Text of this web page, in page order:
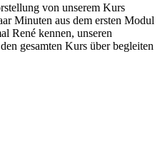
von unserem Kurs
Minuten aus dem ersten Modul
René kennen, unseren
gesamten Kurs über begleiten